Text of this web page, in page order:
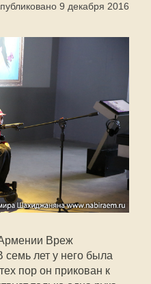
9 декабря 2016
Вреж
семь лет у него была
пор он прикован к